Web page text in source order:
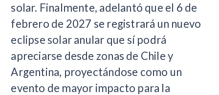
solar. Finalmente, adelantó que el 6 de
febrero de 2027 se registrará un nuevo
eclipse solar anular que sí podrá
apreciarse desde zonas de Chile y
Argentina, proyectándose como un
evento de mayor impacto para la